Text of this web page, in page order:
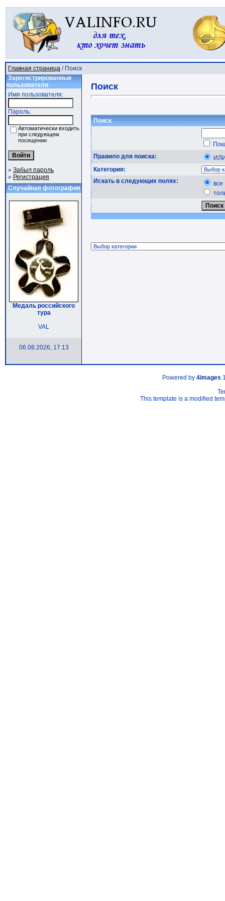
Главная страница / Поиск
Зарегистрированные
пользователи
Имя пользователя:
Пароль:
Автоматически входить
при следующем
посещении
» Забыл пароль
» Регистрация
Случайная фотография
Медаль российского
тура
VAL
06.08.2026, 17:13
Поиск
Поиск
Правило для поиска:
Категория:
Искать в следующих полях:
все
Powered by 4images
This template is a modified